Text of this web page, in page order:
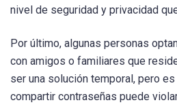
nivel de seguridad y privacidad
Por último, algunas personas
con amigos o familiares que
ser una solución temporal, pero
compartir contraseñas puede